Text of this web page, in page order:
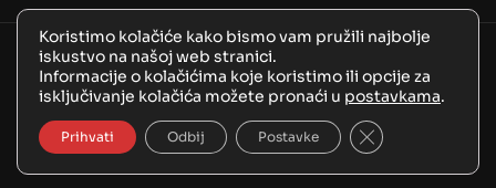
© 2026 Sva prava pridržana, FokusNaHit!
BozooArt
Koristimo kolačiće kako bismo vam pružili najbolje
iskustvo na našoj web stranici.
Informacije o kolačićima koje koristimo ili opcije za
isključivanje kolačića možete pronaći u postavkama.
Prihvati Odbij Postavke Close GDPR